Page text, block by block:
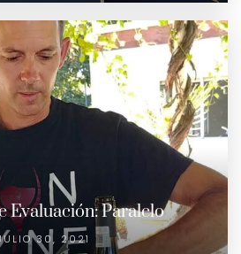
Evaluación: Paralelo
30, 2021